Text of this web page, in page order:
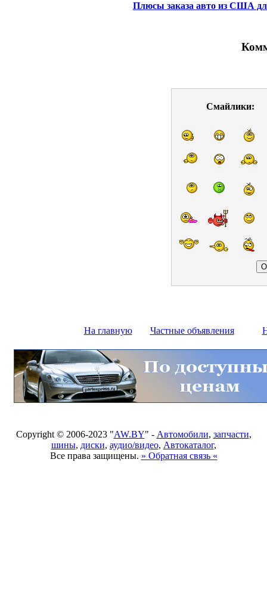
Плюсы заказа авто из США
Смайлики:
На главную Частные объявления
Copyright © 2006-2023 "AW.BY" - Автомобили, запчасти,
шины, диски, аудио/видео, Автокаталог,
Все права защищены. » Обратная связь «